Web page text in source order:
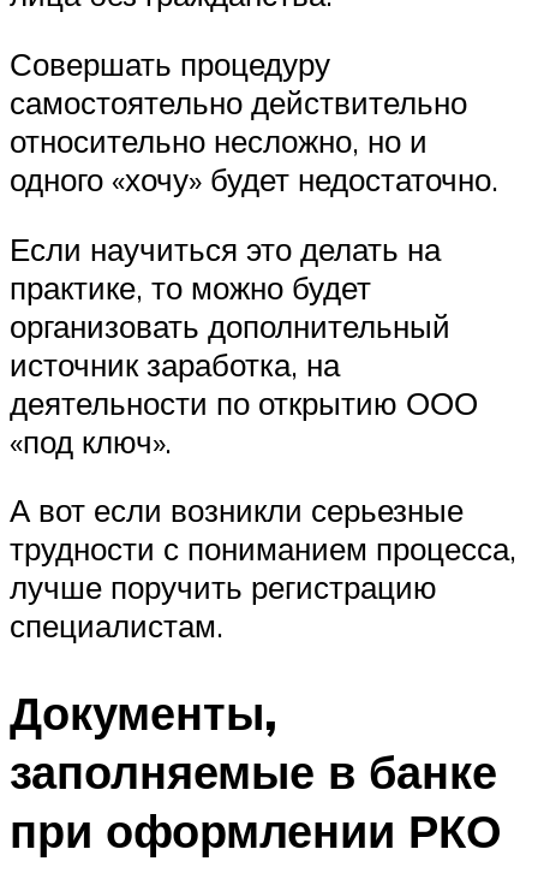
Совершать процедуру
самостоятельно действительно
относительно несложно, но и
одного «хочу» будет недостаточно.
Если научиться это делать на
практике, то можно будет
организовать дополнительный
источник заработка, на
деятельности по открытию ООО
«под ключ».
А вот если возникли серьезные
трудности с пониманием процесса,
лучше поручить регистрацию
специалистам.
Документы,
заполняемые в банке
при оформлении РКО